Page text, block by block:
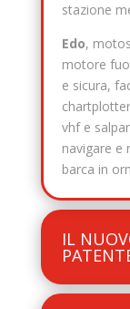
stazione
Edo,
motore
e sicura,
vhf e
navigare e
barca in
IL